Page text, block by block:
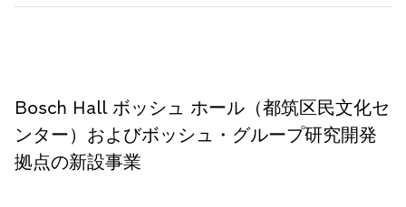
Bosch Hall ボッシュ ホール（都筑区民文化セ
ンター）およびボッシュ・グループ研究開発
拠点の新設事業